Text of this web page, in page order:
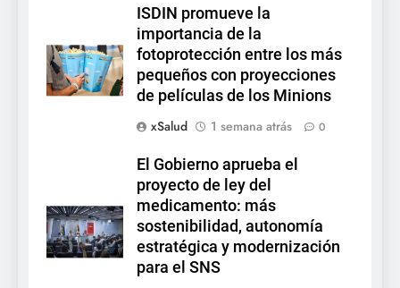
ISDIN promueve la
importancia de la
fotoprotección entre los más
pequeños con proyecciones
de películas de los Minions
xSalud
1 semana atrás 0
El Gobierno aprueba el
proyecto de ley del
medicamento: más
sostenibilidad, autonomía
estratégica y modernización
para el SNS